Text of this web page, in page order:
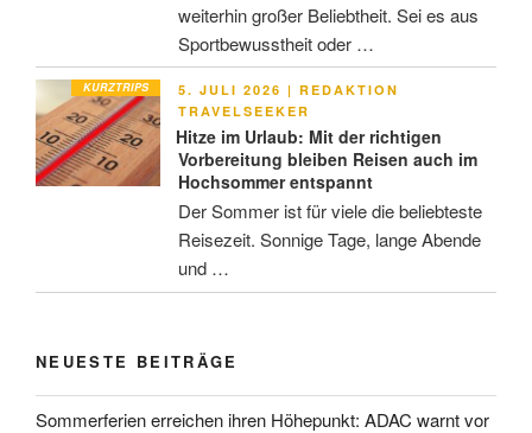
weiterhin großer Beliebtheit. Sei es aus
Sportbewusstheit oder …
KURZTRIPS
VERÖFFENTLICHT
AM
5. JULI 2026 | REDAKTION
TRAVELSEEKER
Hitze im Urlaub: Mit der richtigen
Vorbereitung bleiben Reisen auch im
Hochsommer entspannt
Der Sommer ist für viele die beliebteste
Reisezeit. Sonnige Tage, lange Abende
und …
NEUESTE BEITRÄGE
Sommerferien erreichen ihren Höhepunkt: ADAC warnt vor